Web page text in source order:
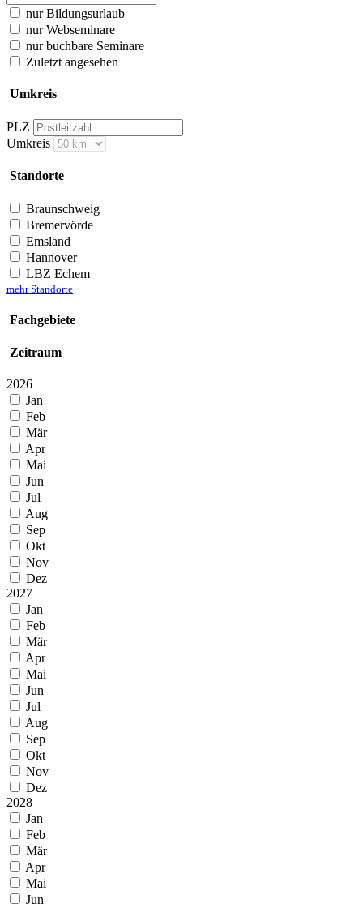
nur Bildungsurlaub
nur Webseminare
nur buchbare Seminare
Zuletzt angesehen
Umkreis
PLZ
Umkreis
Standorte
Braunschweig
Bremervörde
Emsland
Hannover
LBZ Echem
mehr Standorte
Fachgebiete
Zeitraum
2026
Jan
Feb
Mär
Apr
Mai
Jun
Jul
Aug
Sep
Okt
Nov
Dez
2027
Jan
Feb
Mär
Apr
Mai
Jun
Jul
Aug
Sep
Okt
Nov
Dez
2028
Jan
Feb
Mär
Apr
Mai
Jun